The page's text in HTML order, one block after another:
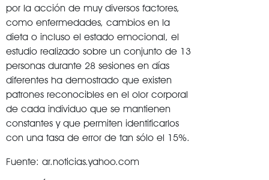
por la acción de muy diversos factores,
como enfermedades, cambios en la
dieta o incluso el estado emocional, el
estudio realizado sobre un conjunto de 13
personas durante 28 sesiones en días
diferentes ha demostrado que existen
patrones reconocibles en el olor corporal
de cada individuo que se mantienen
constantes y que permiten identificarlos
con una tasa de error de tan sólo el 15%.
Fuente: ar.noticias.yahoo.com